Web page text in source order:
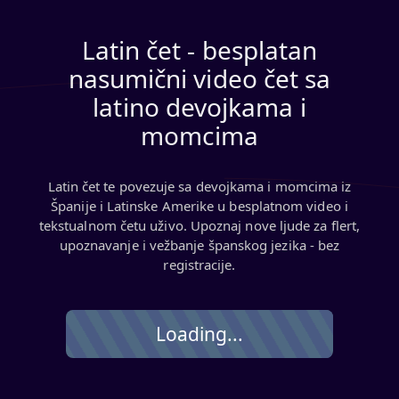
Latin čet - besplatan
nasumični video čet sa
latino devojkama i
momcima
Latin čet te povezuje sa devojkama i momcima iz
Španije i Latinske Amerike u besplatnom video i
tekstualnom četu uživo. Upoznaj nove ljude za flert,
upoznavanje i vežbanje španskog jezika - bez
registracije.
Loading...